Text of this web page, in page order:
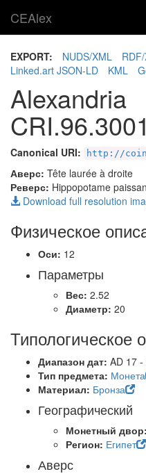
CEAlex
EXPORT: NUDS/XML
Linked.art JSON-LD
KML
Alexandria
Canonical URI: http://
Аверс: Tête laurée à droite
Реверс: Hippopotame
Download full resolution
Физическое
Оси: 12
Параметры
Вес: 2.52
Диаметр: 20
Типологическое
Диапазон дат: AD 17 -
Тип предмета: Монета
Материал: Бронза
Географический
Монетный двор:
Регион: Египет
Аверс